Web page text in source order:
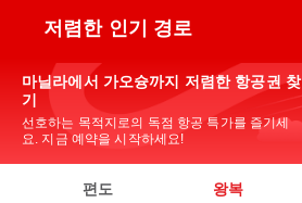
저렴한 인기 경로
마닐라에서 가오슝까지 저렴한 항공권 찾
기
선호하는 목적지로의 독점 항공 특가를 즐기세
요. 지금 예약을 시작하세요!
편도 왕복